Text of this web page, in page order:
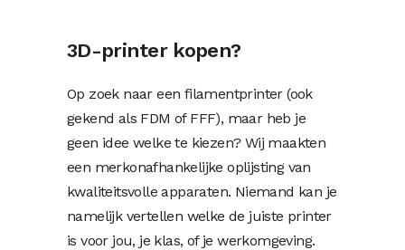
3D-printer kopen?
Op zoek naar een filamentprinter (ook
gekend als FDM of FFF), maar heb je
geen idee welke te kiezen? Wij maakten
een merkonafhankelijke oplijsting van
kwaliteitsvolle apparaten. Niemand kan je
namelijk vertellen welke de juiste printer
is voor jou, je klas, of je werkomgeving.